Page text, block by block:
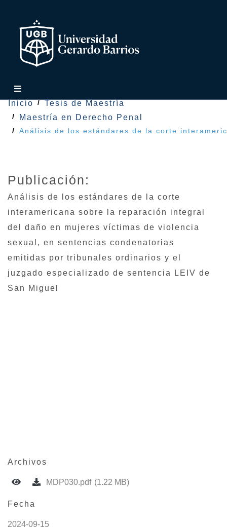
Inicio
Tesis de Maestría
Maestría en Derecho Penal
Análisis de los estándares de la corte
Publicación:
Análisis de los estándares de la corte
interamericana sobre la reparación integral
del daño en mujeres víctimas de violencia
sexual, en sentencias condenatorias
emitidas por tribunales ordinarios y el
juzgado especializado de sentencia LEIV de
San Miguel
Archivos
MDP030.pdf (1.22 MB)
Fecha
2024-09-15